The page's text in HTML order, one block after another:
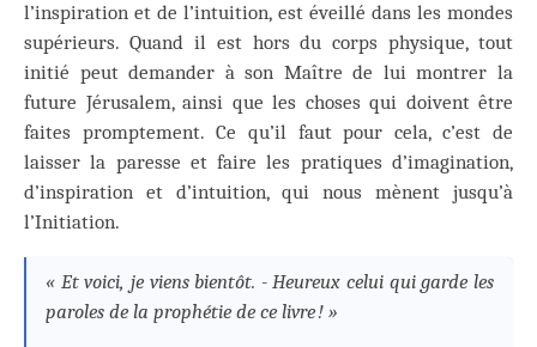
l’inspiration et de l’intuition, est éveillé dans les mondes
supérieurs. Quand il est hors du corps physique, tout
initié peut demander à son Maître de lui montrer la
future Jérusalem, ainsi que les choses qui doivent être
faites promptement. Ce qu’il faut pour cela, c’est de
laisser la paresse et faire les pratiques d’imagination,
d’inspiration et d’intuition, qui nous mènent jusqu’à
l’Initiation.
« Et voici, je viens bientôt. - Heureux celui qui garde les
paroles de la prophétie de ce livre ! »